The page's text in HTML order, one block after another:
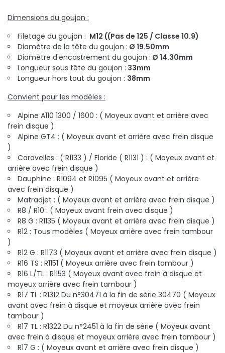
Dimensions du goujon :
Filetage du goujon : M12 ((Pas de 125 / Classe 10.9)
Diamètre de la tête du goujon : Ø 19.50mm
Diamètre d'encastrement du goujon : Ø 14.30mm
Longueur sous tête du goujon : 33mm
Longueur hors tout du goujon : 38mm
Convient pour les modèles :
Alpine A110 1300 / 1600 : ( Moyeux avant et arrière avec
frein disque )
Alpine GT4 : ( Moyeux avant et arrière avec frein disque
)
Caravelles : ( R1133 ) / Floride ( R1131 ) : ( Moyeux avant et
arrière avec frein disque )
Dauphine : R1094 et R1095 ( Moyeux avant et arrière
avec frein disque )
Matradjet : ( Moyeux avant et arrière avec frein disque )
R8 / R10 : ( Moyeux avant frein avec disque )
R8 G : R1135 ( Moyeux avant et arrière avec frein disque )
R12 : Tous modèles ( Moyeux arrière avec frein tambour
)
R12 G : R1173 ( Moyeux avant et arrière avec frein disque )
R16 TS : R1151 ( Moyeux arrière avec frein tambour )
R16 L/TL : R1153 ( Moyeux avant avec frein à disque et
moyeux arrière avec frein tambour )
R17 TL : R1312 Du n°30471 à la fin de série 30470 ( Moyeux
avant avec frein à disque et moyeux arrière avec frein
tambour )
R17 TL : R1322 Du n°2451 à la fin de série ( Moyeux avant
avec frein à disque et moyeux arrière avec frein tambour )
R17 G : ( Moyeux avant et arrière avec frein disque )